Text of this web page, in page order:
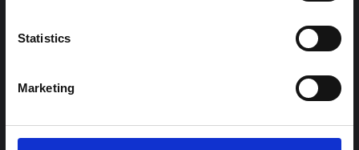
Statistics
Marketing